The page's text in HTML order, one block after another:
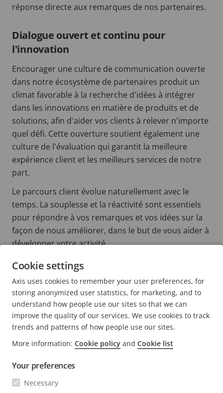
réponse directe aux remarques de nos partenaires.
Dialogue ouvert et continu pour
l'innovation
Encourager une culture de communication ouverte
dans notre écosystème de partenaires produit un
climat favorable à la recherche d'idées à intégrer
dans les innovations en matière de produits et de
solutions, afin d'aider vos clients à relever n'importe
quel défi. Cette ouverture soutient également une
culture de l'évaluation qui garantit la meilleure
expérience client et les meilleurs services de notre
part.
Le parcours client évolue naturellement avec le
temps. La souplesse et la réactivité sont essentiels
pour répondre à vos remarques et vos idées sur la
façon de nous améliorer, dans le but de vous aider à
développer votre activité.
En savoir plus:
RÉSEAU DE PARTENAIRES AXIS
Nous contacter
ACTUALITÉS ET TÉMOIGNAGES
Cookie settings
Axis uses cookies to remember your user preferences, for
storing anonymized user statistics, for marketing, and to
understand how people use our sites so that we can
improve the quality of our services. We use cookies to track
trends and patterns of how people use our sites.
More information: Cookie policy and Cookie list
Your preferences
Necessary